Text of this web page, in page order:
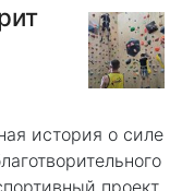
история о силе
проект